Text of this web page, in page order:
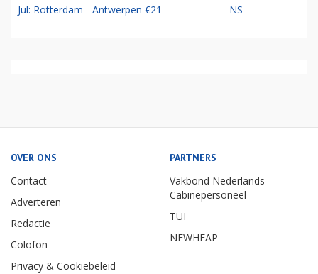
Jul: Rotterdam - Antwerpen €21 NS
OVER ONS
Contact
Adverteren
Redactie
Colofon
Privacy & Cookiebeleid
PARTNERS
Vakbond Nederlands
Cabinepersoneel
TUI
NEWHEAP